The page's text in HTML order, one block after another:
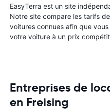
EasyTerra est un site
Notre site compare les tarifs
voitures connues afin que
votre voiture à un prix
Entreprises de
en Freising